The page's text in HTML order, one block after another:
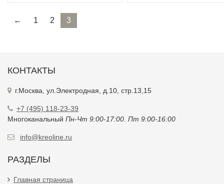
← 1 2 3
КОНТАКТЫ
г.Москва, ул.Электродная, д.10, стр.13,15
+7 (495) 118-23-39
Многоканальный Пн-Чт 9:00-17:00. Пт 9:00-16:00
info@kreoline.ru
РАЗДЕЛЫ
Главная страница